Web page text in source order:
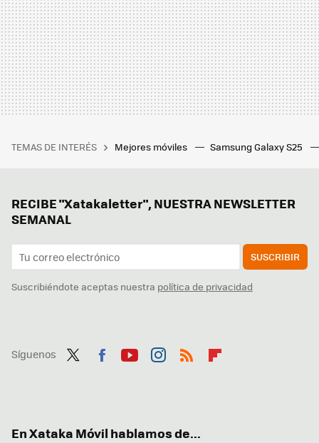
TEMAS DE INTERÉS Mejores móviles Samsung Galaxy S25
RECIBE "Xatakaletter", NUESTRA NEWSLETTER
SEMANAL
SUSCRIBIR
Suscribiéndote aceptas nuestra política de privacidad
Síguenos
En Xataka Móvil hablamos de...